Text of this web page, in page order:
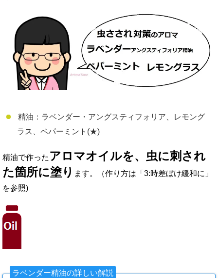
精油：ラベンダー・アングスティフォリア、レモング
ラス、ペパーミント(★)
精油で作った アロマオイルを、虫に刺され
た箇所に塗り ます。（作り方は「3:時差ぼけ緩和に」
を参照)
ラベンダー精油の詳しい解説